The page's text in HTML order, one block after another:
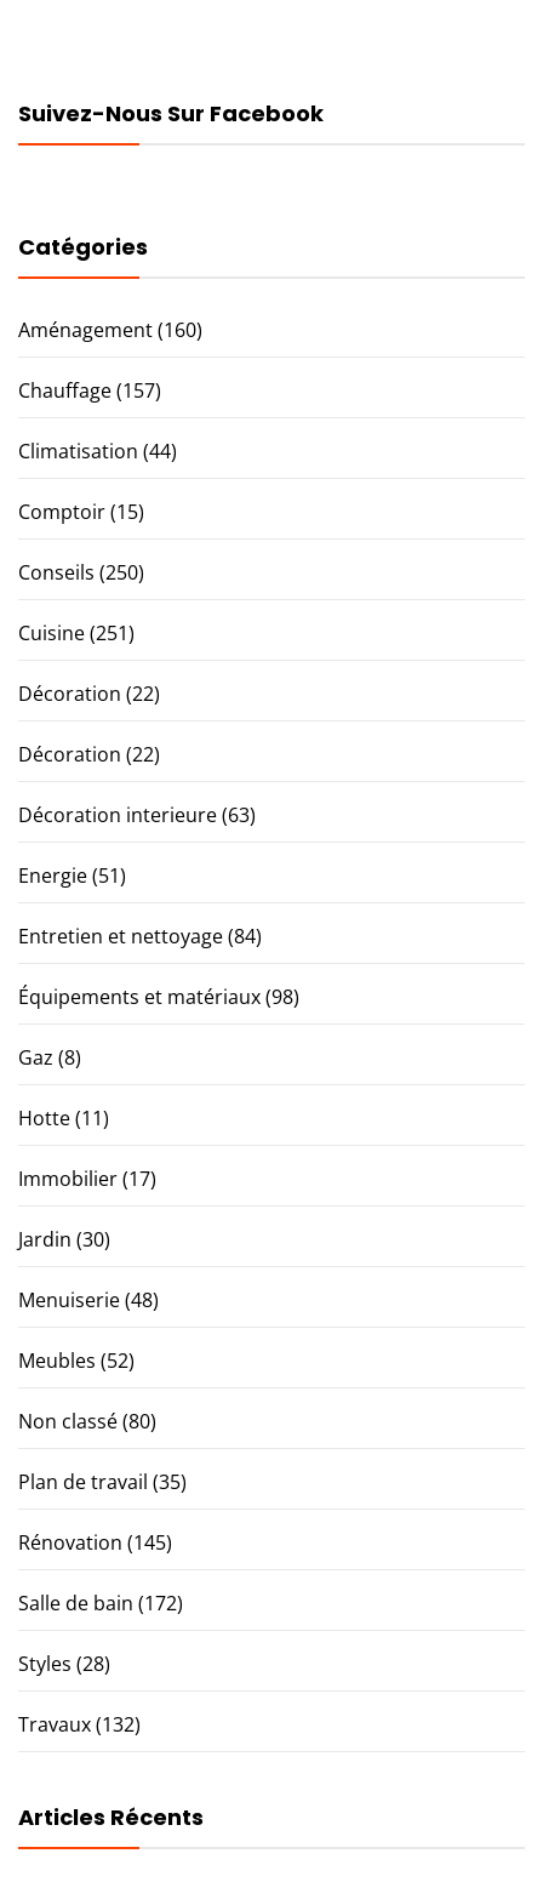
Suivez-Nous Sur Facebook
Catégories
Aménagement(160)
Chauffage(157)
Climatisation (44)
Comptoir(15)
Conseils (250)
Cuisine(251)
Décoration (22)
Décoration (22)
Décoration interieure(63)
Energie(51)
Entretien et nettoyage(84)
Équipements et matériaux(98)
Gaz (8)
Hotte(11)
Immobilier(17)
Jardin (30)
Menuiserie(48)
Meubles (52)
Non classé(80)
Plan de travail (35)
Rénovation (145)
Salle de bain (172)
Styles (28)
Travaux(132)
Articles Récents